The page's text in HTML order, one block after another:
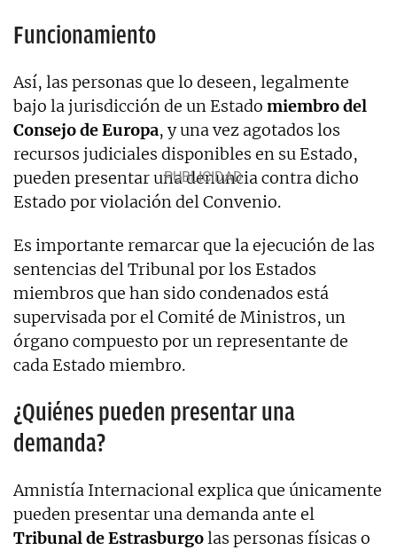
Funcionamiento
Así, las personas que lo deseen, legalmente
bajo la jurisdicción de un Estado miembro del
Consejo de Europa, y una vez agotados los
recursos judiciales disponibles en su Estado,
pueden presentar una denuncia contra dicho
Estado por violación del Convenio.
Es importante remarcar que la ejecución de las
sentencias del Tribunal por los Estados
miembros que han sido condenados está
supervisada por el Comité de Ministros, un
órgano compuesto por un representante de
cada Estado miembro.
¿Quiénes pueden presentar una
demanda?
Amnistía Internacional explica que únicamente
pueden presentar una demanda ante el
Tribunal de Estrasburgolas personas físicas o